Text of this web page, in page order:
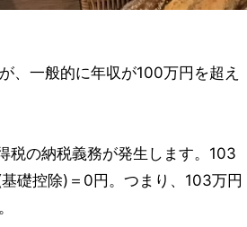
、一般的に年収が100万円を超え
税の納税義務が発生します。103
礎控除)＝0円。つまり、103万円